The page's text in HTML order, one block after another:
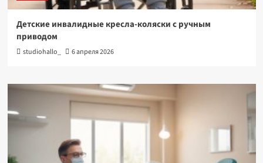
Детские инвалидные кресла-коляски с ручным
приводом
studiohallo_ 6 апреля 2026